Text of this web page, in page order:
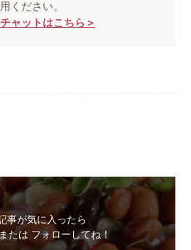
ください。
ャットはこちら＞
事が気に入ったら
たは フォローしてね！